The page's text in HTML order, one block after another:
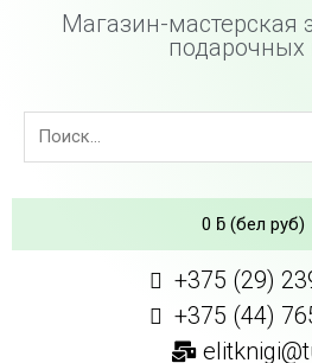
Магазин-мастерская
подарочных
0 ƃ(бел руб)
+375 (29)
+375 (44)